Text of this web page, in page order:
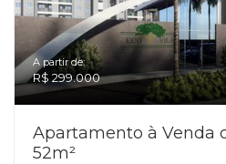
A partir de:
R$ 299.000
Apartamento à Venda
52m²